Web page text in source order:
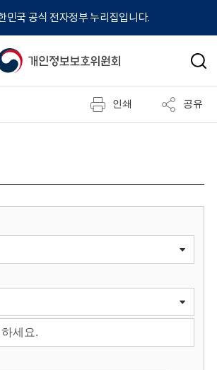
민국 공식 전자정부 누리집입니다.
검
인쇄 공유